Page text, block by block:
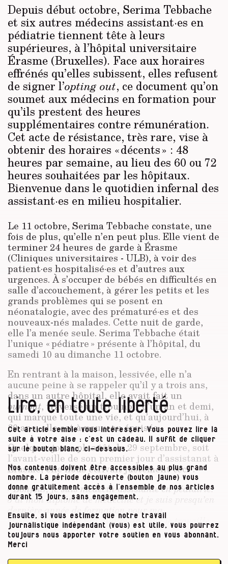
Depuis début octobre, Serima Tebbache
et six autres médecins assistant·es en
pédiatrie tiennent tête à leurs
supérieures, à l’hôpital universitaire
Érasme (Bruxelles). Face aux horaires
effrénés qu’elles subissent, elles refusent
de signer l’opting out, ce document qu’on
soumet aux médecins en formation pour
qu’ils prestent des heures
supplémentaires contre rémunération.
Cet acte de résistance, très rare, vise à
obtenir des horaires « décents » : 48
heures par semaine, au lieu des 60 ou 72
heures souhaitées par les hôpitaux.
Bienvenue dans le quotidien infernal des
assistant·es en milieu hospitalier.
Le 11 octobre, Serima Tebbache constate, une
fois de plus, qu’elle n’en peut plus. Elle vient de
terminer 24 heures de garde à Érasme
(Cliniques universitaires - ULB), à voir des
patient·es hospitalisé·es et d’autres aux
urgences. À s’occuper de bébés en difficultés en
salle d’accouchement, à gérer les petits et les
grands problèmes qui se posent en
néonatalogie, avec des prématuré·es et des
nouveaux-nés malades. Cette nuit de garde,
elle l’a menée seule. Serima Tebbache était
l’unique « pédiatre » présente à l’hôpital, du
samedi 10 au dimanche 11 octobre.
En rentrant à la maison, lessivée, elle n’a
aucune peine à se rappeler qu’il y a trois ans,
dans un autre hôpital, elle avait fait un
burnout, traversé un trou noir d’un an et demi,
qui marque toute une vie, et qu’aujourd’hui, à
30 ans, elle est à nouveau épuisée.
Quelques jours plus tôt, le 29 septembre, soit
l’avant-veille de son premier jour d’assistanat à
Érasme, elle nous écrivait justement ceci :
« Bonjour, je suis médecin-assistante en pédiatrie.
J’ai mon diplôme de médecine et je suis presqu’en
dernière année de formation pour ma
spécialisation. Ça fait quatre ans que je travaille
dans les hôpitaux de Bruxelles et que je fais partie
des assistants en médecine qui font tourner
Lire, en toute liberté
Cet article semble vous intéresser. Vous pouvez lire la
suite à votre aise : c’est un cadeau. Il suffit de cliquer
sur le bouton blanc, ci-dessous.
Nos contenus doivent être accessibles au plus grand
nombre. La période découverte (bouton jaune) vous
donne gratuitement accès à l’ensemble de nos articles
durant 15 jours, sans engagement.
Ensuite, si vous estimez que notre travail
journalistique indépendant (vous) est utile, vous pourrez
toujours nous apporter votre soutien en vous abonnant.
Merci